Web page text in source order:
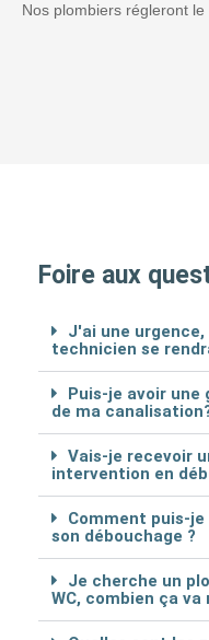
Nos plombiers régleront
Foire aux
J'ai une
technicien se
Puis-je avoir une
de ma
Vais-je recevoir
intervention en
Comment puis-
son débouchage ?
Je cherche un
WC, combien ça va